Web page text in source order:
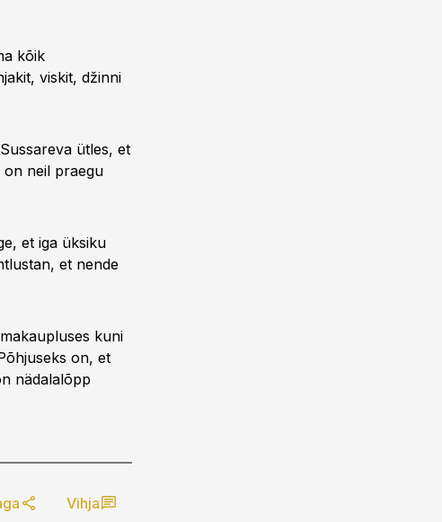
kõik
viskit, džinni
ütles, et
on neil praegu
et iga üksiku
et nende
kuni
on, et
nädalalõpp
Vihja